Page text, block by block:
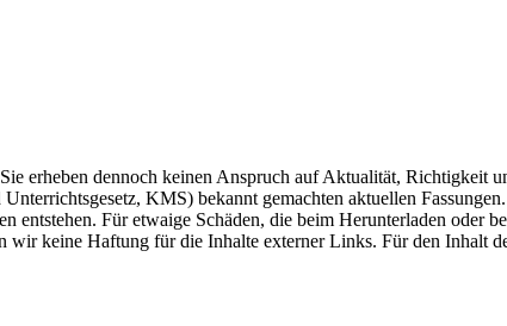
erheben dennoch keinen Anspruch auf Aktualität, Richtigkeit
KMS) bekannt gemachten aktuellen
entstehen. Für etwaige Schäden, die beim Herunterladen oder
keine Haftung für die Inhalte externer Links. Für den Inhalt